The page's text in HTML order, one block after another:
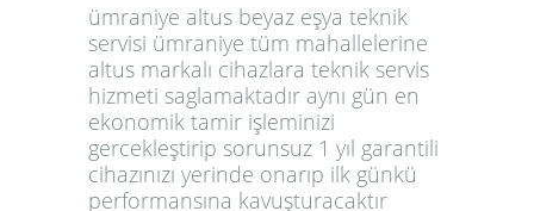
ümraniye altus beyaz eşya teknik
servisi ümraniye tüm mahallelerine
altus markalı cihazlara teknik servis
hizmeti saglamaktadır aynı gün en
ekonomik tamir işleminizi
gercekleştirip sorunsuz 1 yıl garantili
cihazınızı yerinde onarıp ilk günkü
performansına kavuşturacaktır